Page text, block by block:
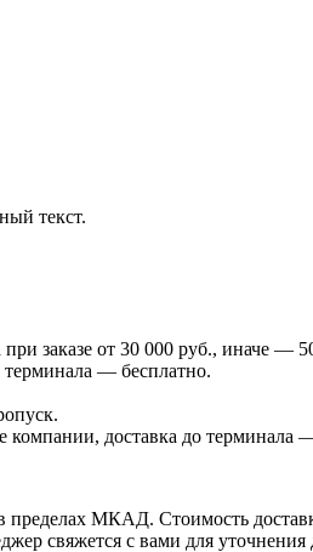
текст.
при заказе от 30 000 руб., иначе —
терминала — бесплатно.
компании, доставка до терминала
МКАД. Стоимость
свяжется с вами для уточнения